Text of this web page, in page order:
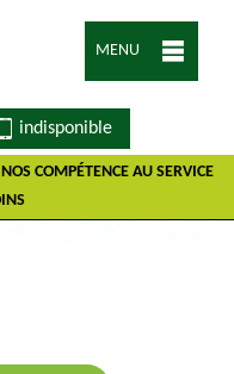
COMPÉTENCE AU SERVICE
MENU
indisponible